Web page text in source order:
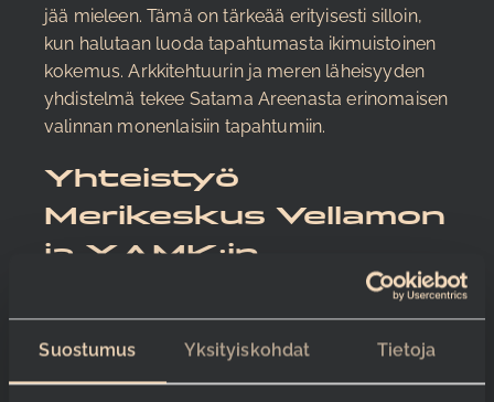
Suostumus Yksityiskohdat Tietoja
jää mieleen. Tämä on tärkeää erityisesti silloin,
kun halutaan luoda tapahtumasta ikimuistoinen
kokemus. Arkkitehtuurin ja meren läheisyyden
yhdistelmä tekee Satama Areenasta erinomaisen
valinnan monenlaisiin tapahtumiin.
Yhteistyö
Merikeskus Vellamon
ja XAMK:in
kampuksen kanssa
Satama Areena tekee tiivistä yhteistyötä